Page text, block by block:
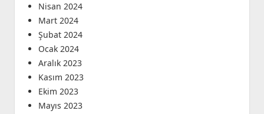
Nisan 2024
Mart 2024
Şubat 2024
Ocak 2024
Aralık 2023
Kasım 2023
Ekim 2023
Mayıs 2023